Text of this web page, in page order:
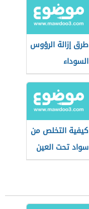
طرق إزالة الرؤوس
السوداء
كيفية التخلص من
سواد تحت العين